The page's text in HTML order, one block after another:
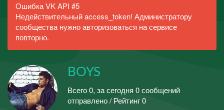
Ошибка VK API #5
Недействительный access_token! Администратору
сообщества нужно авторизоваться на сервисе
повторно.
BOYS
Всего 0, за сегодня 0 сообщений
отправлено / Рейтинг 0